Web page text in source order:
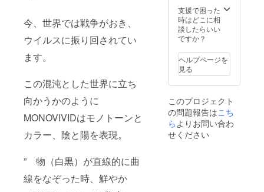
今、世界では戦争がおき、
ウイルスに振り回されてい
ます。
この混沌とした世界に立ち
向かうかのように
MONOVIVIDはモノトーンと
カラー、陰と陽を表現。
” 物（白黒）が直線的に曲
線をなぞった時、鮮やか
支援で困った
時はどこに相
談したらいい
ですか？
ヘルプページを
見る
このプロジェクト
の問題報告はこち
ら よりお問い合わ
せください